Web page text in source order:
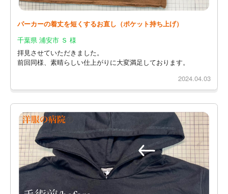
パーカーの着丈を短くするお直し（ポケット持ち上げ）
千葉県 浦安市 Ｓ 様
拝見させていただきました。
前回同様、素晴らしい仕上がりに大変満足しております。
2024.04.03